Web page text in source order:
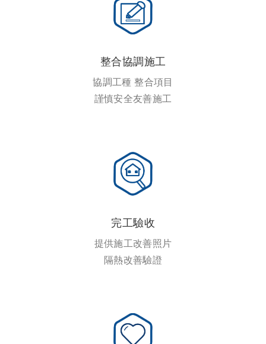
整合協調施工
協調工種 整合項目
謹慎安全友善施工
完工驗收
提供施工改善照片
隔熱改善驗證